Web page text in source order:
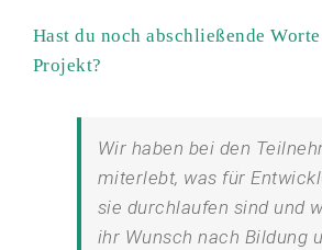
Hast du noch abschließende
Projekt?
Wir haben bei den
miterlebt, was für
sie durchlaufen sind und
ihr Wunsch nach Bildung